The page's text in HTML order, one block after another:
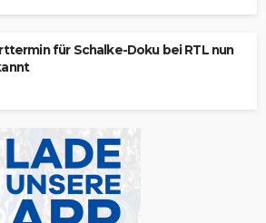
für Schalke-Doku bei RTL nun